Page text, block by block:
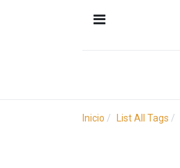
Inicio List All Tags